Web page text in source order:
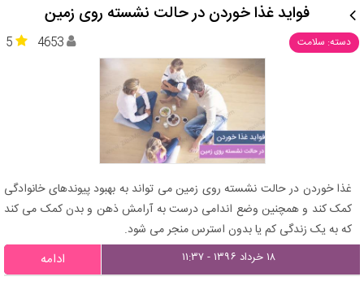
فواید غذا خوردن در حالت نشسته روی زمین
دسته: سلامت 5 4653
غذا خوردن در حالت نشسته روی زمین می تواند به بهبود پیوندهای خانوادگی
کمک کند و همچنین وضع اندامی درست به آرامش ذهن و بدن کمک می کند
که به یک زندگی کم یا بدون استرس منجر می شود.
۱۸ خرداد ۱۳۹۶ - ۱۱:۳۷ ادامه